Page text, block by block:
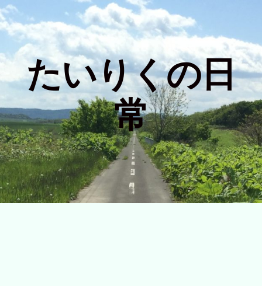
たいりくの日
常